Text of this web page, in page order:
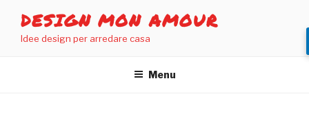
contenuto
DESIGN MON AMOUR
Idee design per arredare casa
Menu